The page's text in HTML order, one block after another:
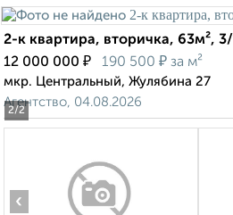
2/2
2-к квартира, вторичка, 63м²,
12 000 000 ₽ 190 500 ₽ за м²
мкр. Центральный, Жулябина 27
Агентство, 04.08.2026
‹